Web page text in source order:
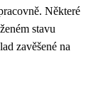
Některé
stavu
zavěšené na